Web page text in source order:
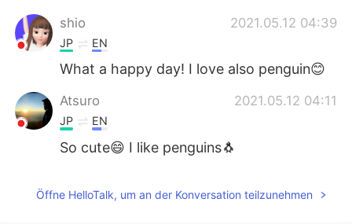
shio 2021.05.12 04:39
JP EN
What a happy day! I love also penguin😊
Atsuro 2021.05.12 04:11
JP EN
So cute😄 I like penguins🐧
Öffne HelloTalk, um an der Konversation teilzunehmen